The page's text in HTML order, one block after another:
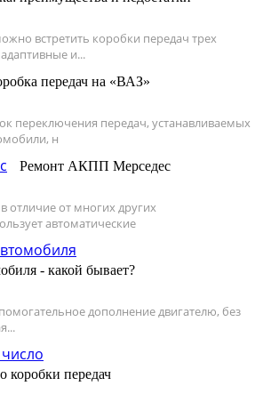
встретить коробки передач трех
и...
передач на «ВАЗ»
переключения передач, устанавливаемых
н
Ремонт АКПП Мерседес
отличие от многих других
автоматические
- какой бывает?
дополнение двигателю, без
коробки передач